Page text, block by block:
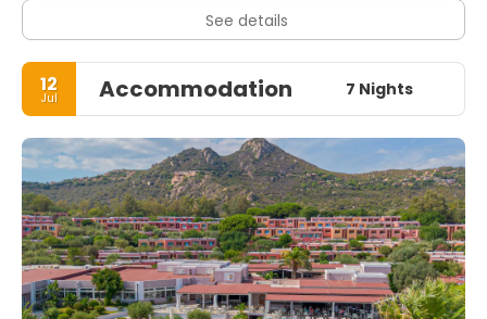
See details
12
Jul Accommodation 7 Nights